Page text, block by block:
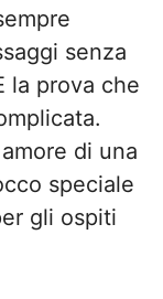
senza
la prova che
di una
speciale
gli ospiti